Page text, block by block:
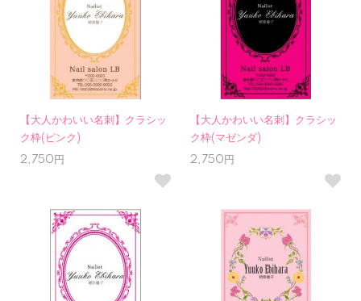
【大人かわいい名刺】クラシッ
ク枠(ピンク)
2,750円
【大人かわいい名刺】クラシッ
ク枠(マゼンダ)
2,750円